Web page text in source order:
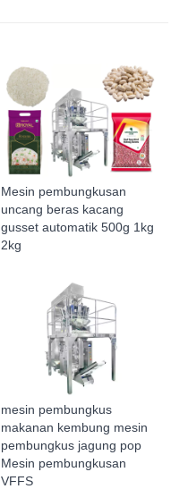
Mesin pembungkusan
uncang beras kacang
gusset automatik 500g 1kg
2kg
mesin pembungkus
makanan kembung mesin
pembungkus jagung pop
Mesin pembungkusan
VFFS